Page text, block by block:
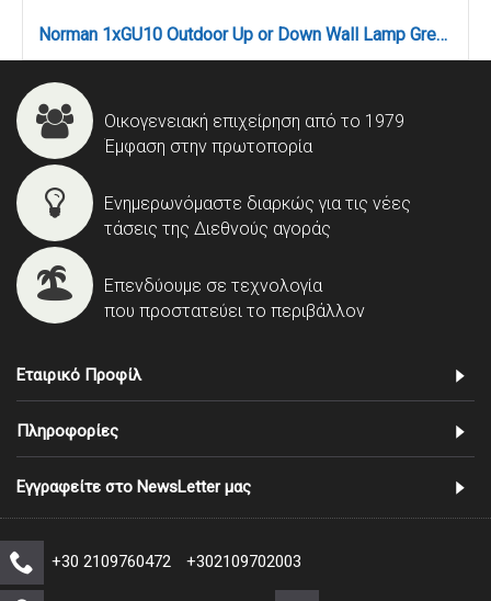
Norman 1xGU10 Outdoor Up or Down Wall Lamp Grey D:8cmx7cm (80200434)
Οικογενειακή επιχείρηση από το 1979
Έμφαση στην πρωτοπορία
Ενημερωνόμαστε διαρκώς για τις νέες
τάσεις της Διεθνούς αγοράς
Επενδύουμε σε τεχνολογία
που προστατεύει το περιβάλλον
Εταιρικό Προφίλ
Πληροφορίες
Εγγραφείτε στο NewsLetter μας
+30 2109760472 +302109702003